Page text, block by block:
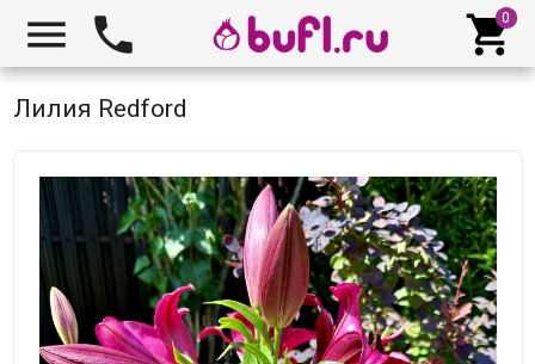
  
Лилия Redford